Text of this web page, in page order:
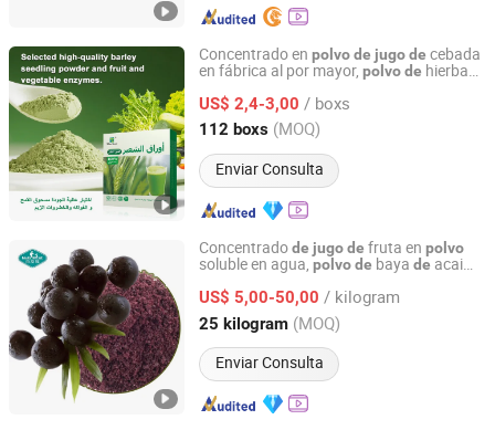
Concentrado en polvode jugode cebada
en fábrica al por mayor, polvode hierba
US$ 2,4-3,00 / boxs
112 boxs (MOQ)
Enviar Consulta
Hubei Wansongtang Health Pharmaceutical Group Co.,
Ltd.
Hubei, China Desde 2021
Concentradode jugode fruta en polvo
soluble en agua, polvode baya de acai
US$ 5,00-50,00 / kilogram
25 kilogram (MOQ)
Enviar Consulta
Nutrifirst Biotech Inc.
Shandong, China Desde 2023